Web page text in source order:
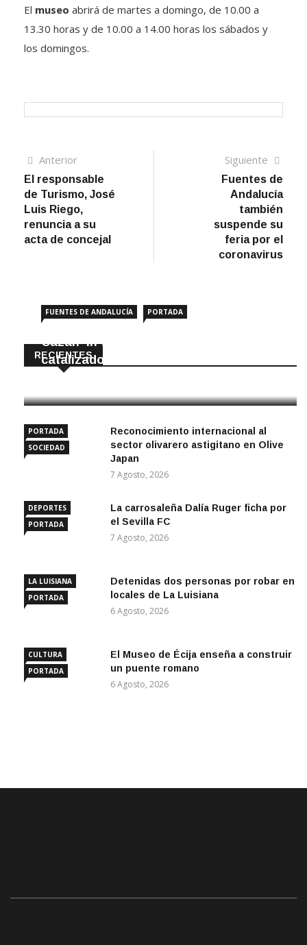
El museo abrirá de martes a domingo, de 10.00 a
13.30 horas y de 10.00 a 14.00 horas los sábados y
los domingos.
Navegación
de
entradas
AnteriorArtículo
anterior
El responsable
de Turismo, José
Luis Riego,
renuncia a su
acta de concejal
Siguiente
Fuentes de
Andalucía
también
suspende su
feria por el
coronavirus
RECIENTES
FUENTES DE ANDALUCÍA PORTADA
Cazan ‘in fraganti’ a ladrones de
catalizadores
PORTADA
SOCIEDAD
Reconocimiento internacional al
sector olivarero astigitano en Olive
Japan
7 Agosto, 2026
DEPORTES
PORTADA
La carrosaleña Dalía Ruger ficha por
el Sevilla FC
7 Agosto, 2026
LA LUISIANA
PORTADA
Detenidas dos personas por robar en
locales de La Luisiana
6 Agosto, 2026
CULTURA
PORTADA
El Museo de Écija enseña a construir
un puente romano
6 Agosto, 2026